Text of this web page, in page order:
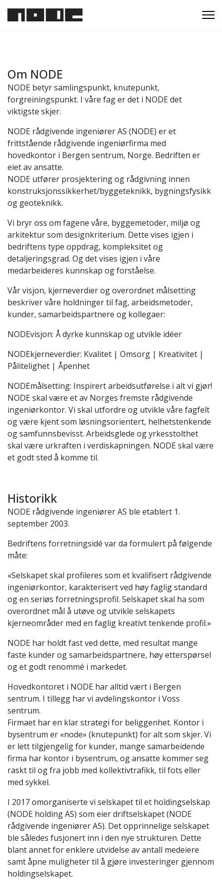
Om NODE
NODE betyr samlingspunkt, knutepunkt,
forgreiningspunkt. I våre fag er det i NODE det
viktigste skjer.
NODE rådgivende ingeniører AS (NODE) er et
frittstående rådgivende ingeniørfirma med
hovedkontor i Bergen sentrum, Norge. Bedriften er
eiet av ansatte.
NODE utfører prosjektering og rådgivning innen
konstruksjonssikkerhet/byggeteknikk, bygningsfysikk
og geoteknikk.
Vi bryr oss om fagene våre, byggemetoder, miljø og
arkitektur som designkriterium. Dette vises igjen i
bedriftens type oppdrag, kompleksitet og
detaljeringsgrad. Og det vises igjen i våre
medarbeideres kunnskap og forståelse.
Vår visjon, kjerneverdier og overordnet målsetting
beskriver våre holdninger til fag, arbeidsmetoder,
kunder, samarbeidspartnere og kollegaer:
NODEvisjon: Å dyrke kunnskap og utvikle idéer
NODEkjerneverdier: Kvalitet | Omsorg | Kreativitet |
Pålitelighet | Åpenhet
NODEmålsetting: Inspirert arbeidsutførelse i alt vi gjør!
NODE skal være et av Norges fremste rådgivende
ingeniørkontor. Vi skal utfordre og utvikle våre fagfelt
og være kjent som løsningsorientert, helhetstenkende
og samfunnsbevisst. Arbeidsglede og yrkesstolthet
skal være urkraften i verdiskapningen. NODE skal være
et godt sted å komme til.
Historikk
NODE rådgivende ingeniører AS ble etablert 1.
september 2003.
Bedriftens forretningsidé var da formulert på følgende
måte:
«Selskapet skal profileres som et kvalifisert rådgivende
ingeniørkontor, karakterisert ved høy faglig standard
og en seriøs forretningsprofil. Selskapet skal ha som
overordnet mål å utøve og utvikle selskapets
kjerneområder med en faglig kreativt tenkende profil.»
NODE har holdt fast ved dette, med resultat mange
faste kunder og samarbeidspartnere, høy etterspørsel
og et godt renommé i markedet.
Hovedkontoret i NODE har alltid vært i Bergen
sentrum. I tillegg har vi avdelingskontor i Voss
sentrum.
Firmaet har en klar strategi for beliggenhet. Kontor i
bysentrum er «node» (knutepunkt) for alt som skjer. Vi
er lett tilgjengelig for kunder, mange samarbeidende
firma har kontor i bysentrum, og ansatte kommer seg
raskt til og fra jobb med kollektivtrafikk, til fots eller
med sykkel.
I 2017 omorganiserte vi selskapet til et holdingselskap
(NODE holding AS) som eier driftselskapet (NODE
rådgivende ingeniører AS). Det opprinnelige selskapet
ble således fusjonert inn i den nye strukturen. Dette
blant annet for enklere utvidelse av antall medeiere
samt åpne muligheter til å gjøre investeringer gjennom
holdingselskapet.